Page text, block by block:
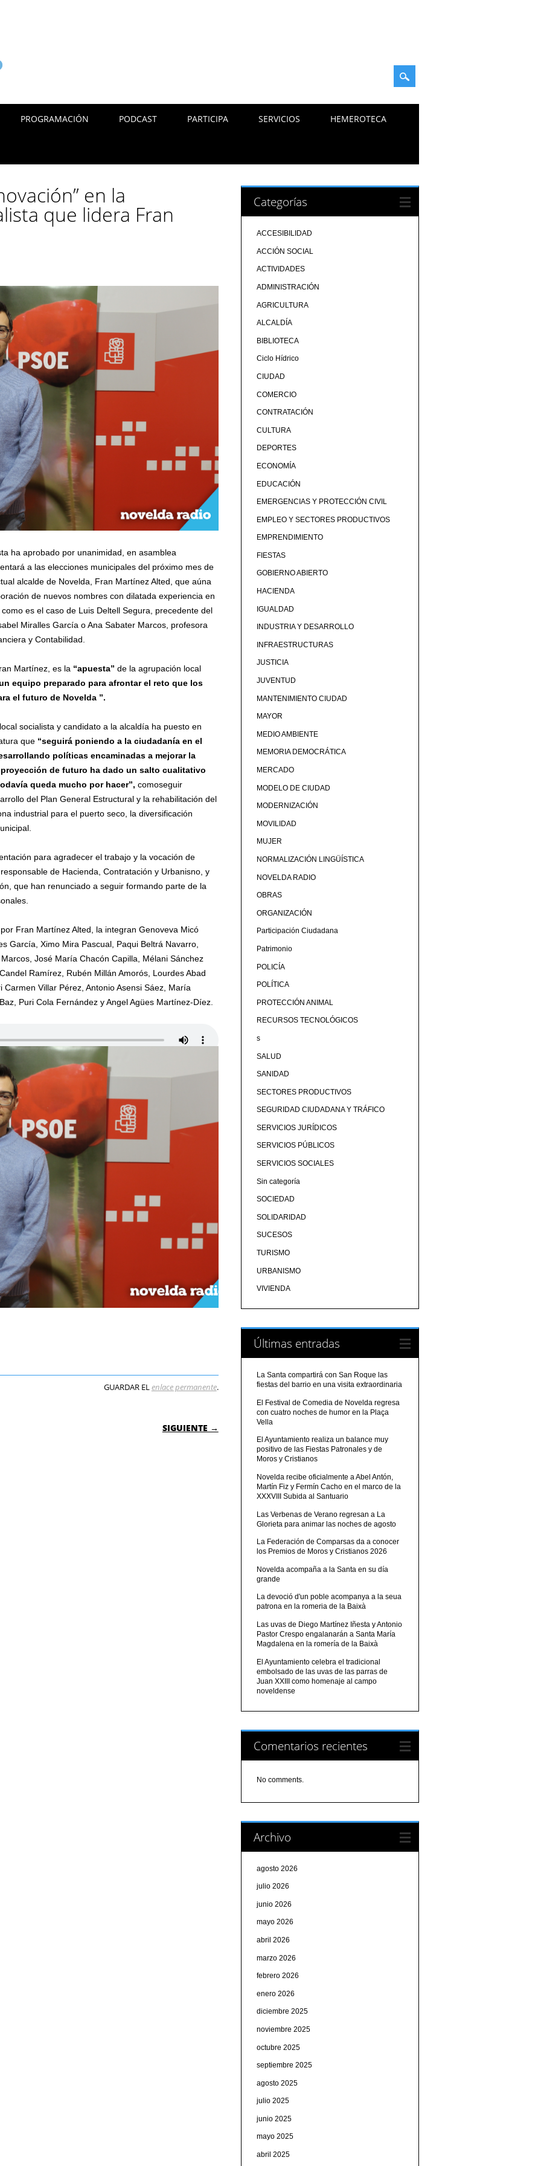
PROGRAMACIÓN PODCAST PARTICIPA SERVICIOS HEMEROTECA
en la
que lidera Fran
ha aprobado por unanimidad, en asamblea
a las elecciones municipales del próximo mes de
alcalde de Novelda, Fran Martínez Alted, que aúna
de nuevos nombres con dilatada experiencia en
es el caso de Luis Deltell Segura, precedente del
Miralles García o Ana Sabater Marcos, profesora
y Contabilidad.
Martínez, es la “apuesta” de la agrupación local
equipo preparado para afrontar el reto que los
el futuro de Novelda ”.
socialista y candidato a la alcaldía ha puesto en
que “seguirá poniendo a la ciudadanía en el
políticas encaminadas a mejorar la
de futuro ha dado un salto cualitativo
queda mucho por hacer”,comoseguir
del Plan General Estructural y la rehabilitación del
industrial para el puerto seco, la diversificación
para agradecer el trabajo y la vocación de
de Hacienda, Contratación y Urbanisno, y
que han renunciado a seguir formando parte de la
Fran Martínez Alted, la integran Genoveva Micó
García, Ximo Mira Pascual, Paqui Beltrá Navarro,
José María Chacón Capilla, Mélani Sánchez
Ramírez, Rubén Millán Amorós, Lourdes Abad
Villar Pérez, Antonio Asensi Sáez, María
Puri Cola Fernández y Angel Agües Martínez-Díez.
GUARDAR ELenlace permanente.
SIGUIENTE →
Categorías
ACCESIBILIDAD
ACCIÓN SOCIAL
ACTIVIDADES
ADMINISTRACIÓN
AGRICULTURA
ALCALDÍA
BIBLIOTECA
Ciclo Hídrico
CIUDAD
COMERCIO
CONTRATACIÓN
CULTURA
DEPORTES
ECONOMÍA
EDUCACIÓN
EMERGENCIAS Y PROTECCIÓN CIVIL
EMPLEO Y SECTORES PRODUCTIVOS
EMPRENDIMIENTO
FIESTAS
GOBIERNO ABIERTO
HACIENDA
IGUALDAD
INDUSTRIA Y DESARROLLO
INFRAESTRUCTURAS
JUSTICIA
JUVENTUD
MANTENIMIENTO CIUDAD
MAYOR
MEDIO AMBIENTE
MEMORIA DEMOCRÁTICA
MERCADO
MODELO DE CIUDAD
MODERNIZACIÓN
MOVILIDAD
MUJER
NORMALIZACIÓN LINGÜÍSTICA
NOVELDA RADIO
OBRAS
ORGANIZACIÓN
Participación Ciudadana
Patrimonio
POLICÍA
POLÍTICA
PROTECCIÓN ANIMAL
RECURSOS TECNOLÓGICOS
s
SALUD
SANIDAD
SECTORES PRODUCTIVOS
SEGURIDAD CIUDADANA Y TRÁFICO
SERVICIOS JURÍDICOS
SERVICIOS PÚBLICOS
SERVICIOS SOCIALES
Sin categoría
SOCIEDAD
SOLIDARIDAD
SUCESOS
TURISMO
URBANISMO
VIVIENDA
Últimas entradas
La Santa compartirá con San Roque las
fiestas del barrio en una visita extraordinaria
El Festival de Comedia de Novelda regresa
con cuatro noches de humor en la Plaça
Vella
El Ayuntamiento realiza un balance muy
positivo de las Fiestas Patronales y de
Moros y Cristianos
Novelda recibe oficialmente a Abel Antón,
Martín Fiz y Fermín Cacho en el marco de la
XXXVIII Subida al Santuario
Las Verbenas de Verano regresan a La
Glorieta para animar las noches de agosto
La Federación de Comparsas da a conocer
los Premios de Moros y Cristianos 2026
Novelda acompaña a la Santa en su día
grande
La devoció d'un poble acompanya a la seua
patrona en la romeria de la Baixà
Las uvas de Diego Martínez Iñesta y Antonio
Pastor Crespo engalanarán a Santa María
Magdalena en la romería de la Baixà
El Ayuntamiento celebra el tradicional
embolsado de las uvas de las parras de
Juan XXIII como homenaje al campo
noveldense
Comentarios recientes
No comments.
Archivo
agosto 2026
julio 2026
junio 2026
mayo 2026
abril 2026
marzo 2026
febrero 2026
enero 2026
diciembre 2025
noviembre 2025
octubre 2025
septiembre 2025
agosto 2025
julio 2025
junio 2025
mayo 2025
abril 2025